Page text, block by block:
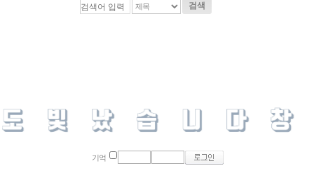
검색
기억